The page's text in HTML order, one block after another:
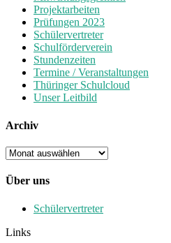
Projektarbeiten
Prüfungen 2023
Schülervertreter
Schulförderverein
Stundenzeiten
Termine / Veranstaltungen
Thüringer Schulcloud
Unser Leitbild
Archiv
Archiv
Über uns
Schülervertreter
Links